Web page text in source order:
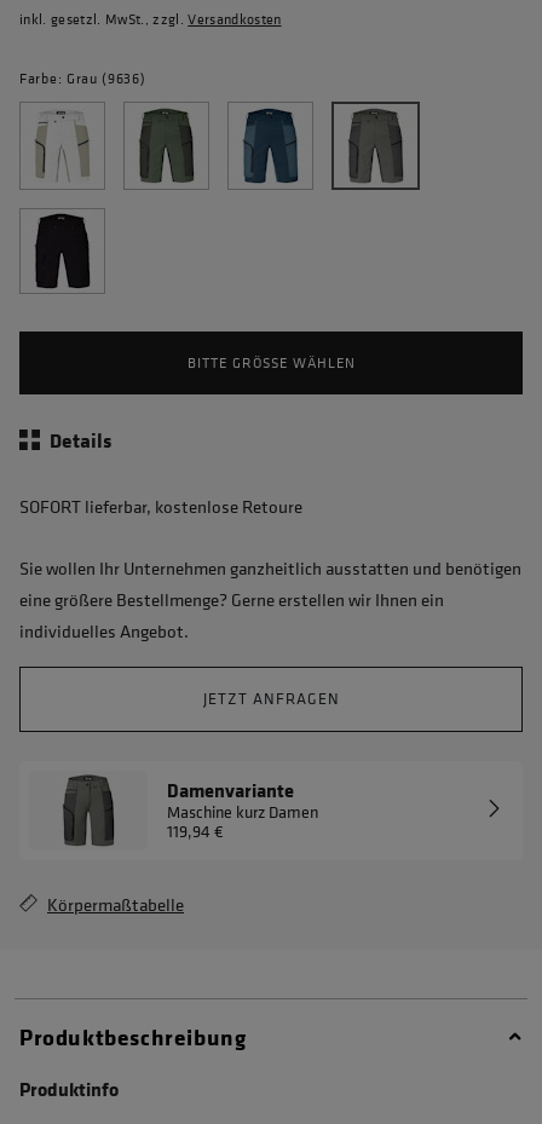
inkl. gesetzl. MwSt., zzgl.Versandkosten
Farbe: Grau (9636)
BITTE GRÖSSE WÄHLEN
Details
SOFORT lieferbar, kostenlose Retoure
Sie wollen Ihr Unternehmen ganzheitlich ausstatten und benötigen
eine größere Bestellmenge? Gerne erstellen wir Ihnen ein
individuelles Angebot.
JETZT ANFRAGEN
Damenvariante
Maschine kurz Damen
119,94 €
Körpermaßtabelle
Produktbeschreibung
Produktinfo